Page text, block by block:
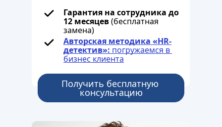
Получить бесплатную
консультацию
Гарантия на сотрудника до
12 месяцев (бесплатная
замена)
Авторская методика «HR-
детектив»: погружаемся в
бизнес клиента